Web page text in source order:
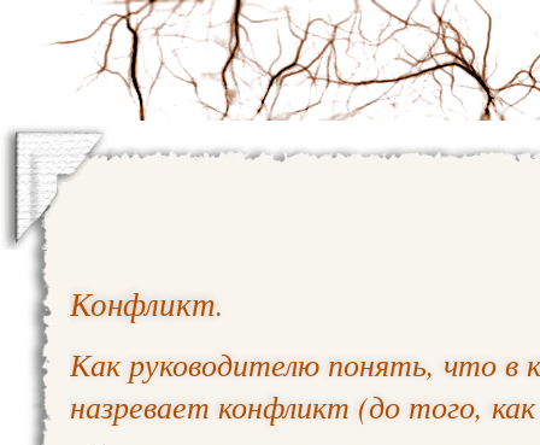
Конфликт.
Как руководителю понять, что в
назревает конфликт (до того,